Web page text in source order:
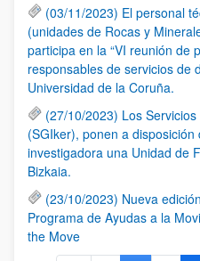
(03/11/2023) El personal
(unidades de Rocas y
participa en la “VI reunión de
responsables de servicios de
Universidad de la Coruña.
(27/10/2023) Los
(SGIker), ponen a
investigadora una Unidad de
Bizkaia.
(23/10/2023) Nueva
Programa de Ayudas a la
the Move